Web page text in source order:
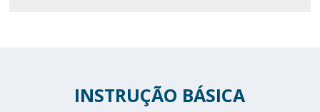
INSTRUÇÃO BÁSICA